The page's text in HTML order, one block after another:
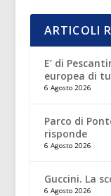
ARTICOLI
E’ di
europea di
6 Agosto 2026
Parco di
risponde
6 Agosto 2026
Guccini. La
6 Agosto 2026